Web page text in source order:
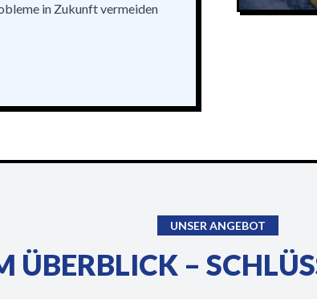
in Zukunft vermeiden
UNSER ANGEBOT
ÜBERBLICK –